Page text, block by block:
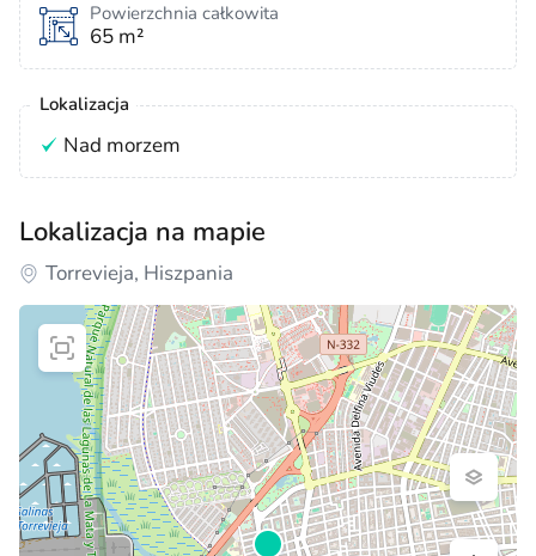
Powierzchnia całkowita
65 m²
Lokalizacja
Nad morzem
Lokalizacja na mapie
Torrevieja, Hiszpania